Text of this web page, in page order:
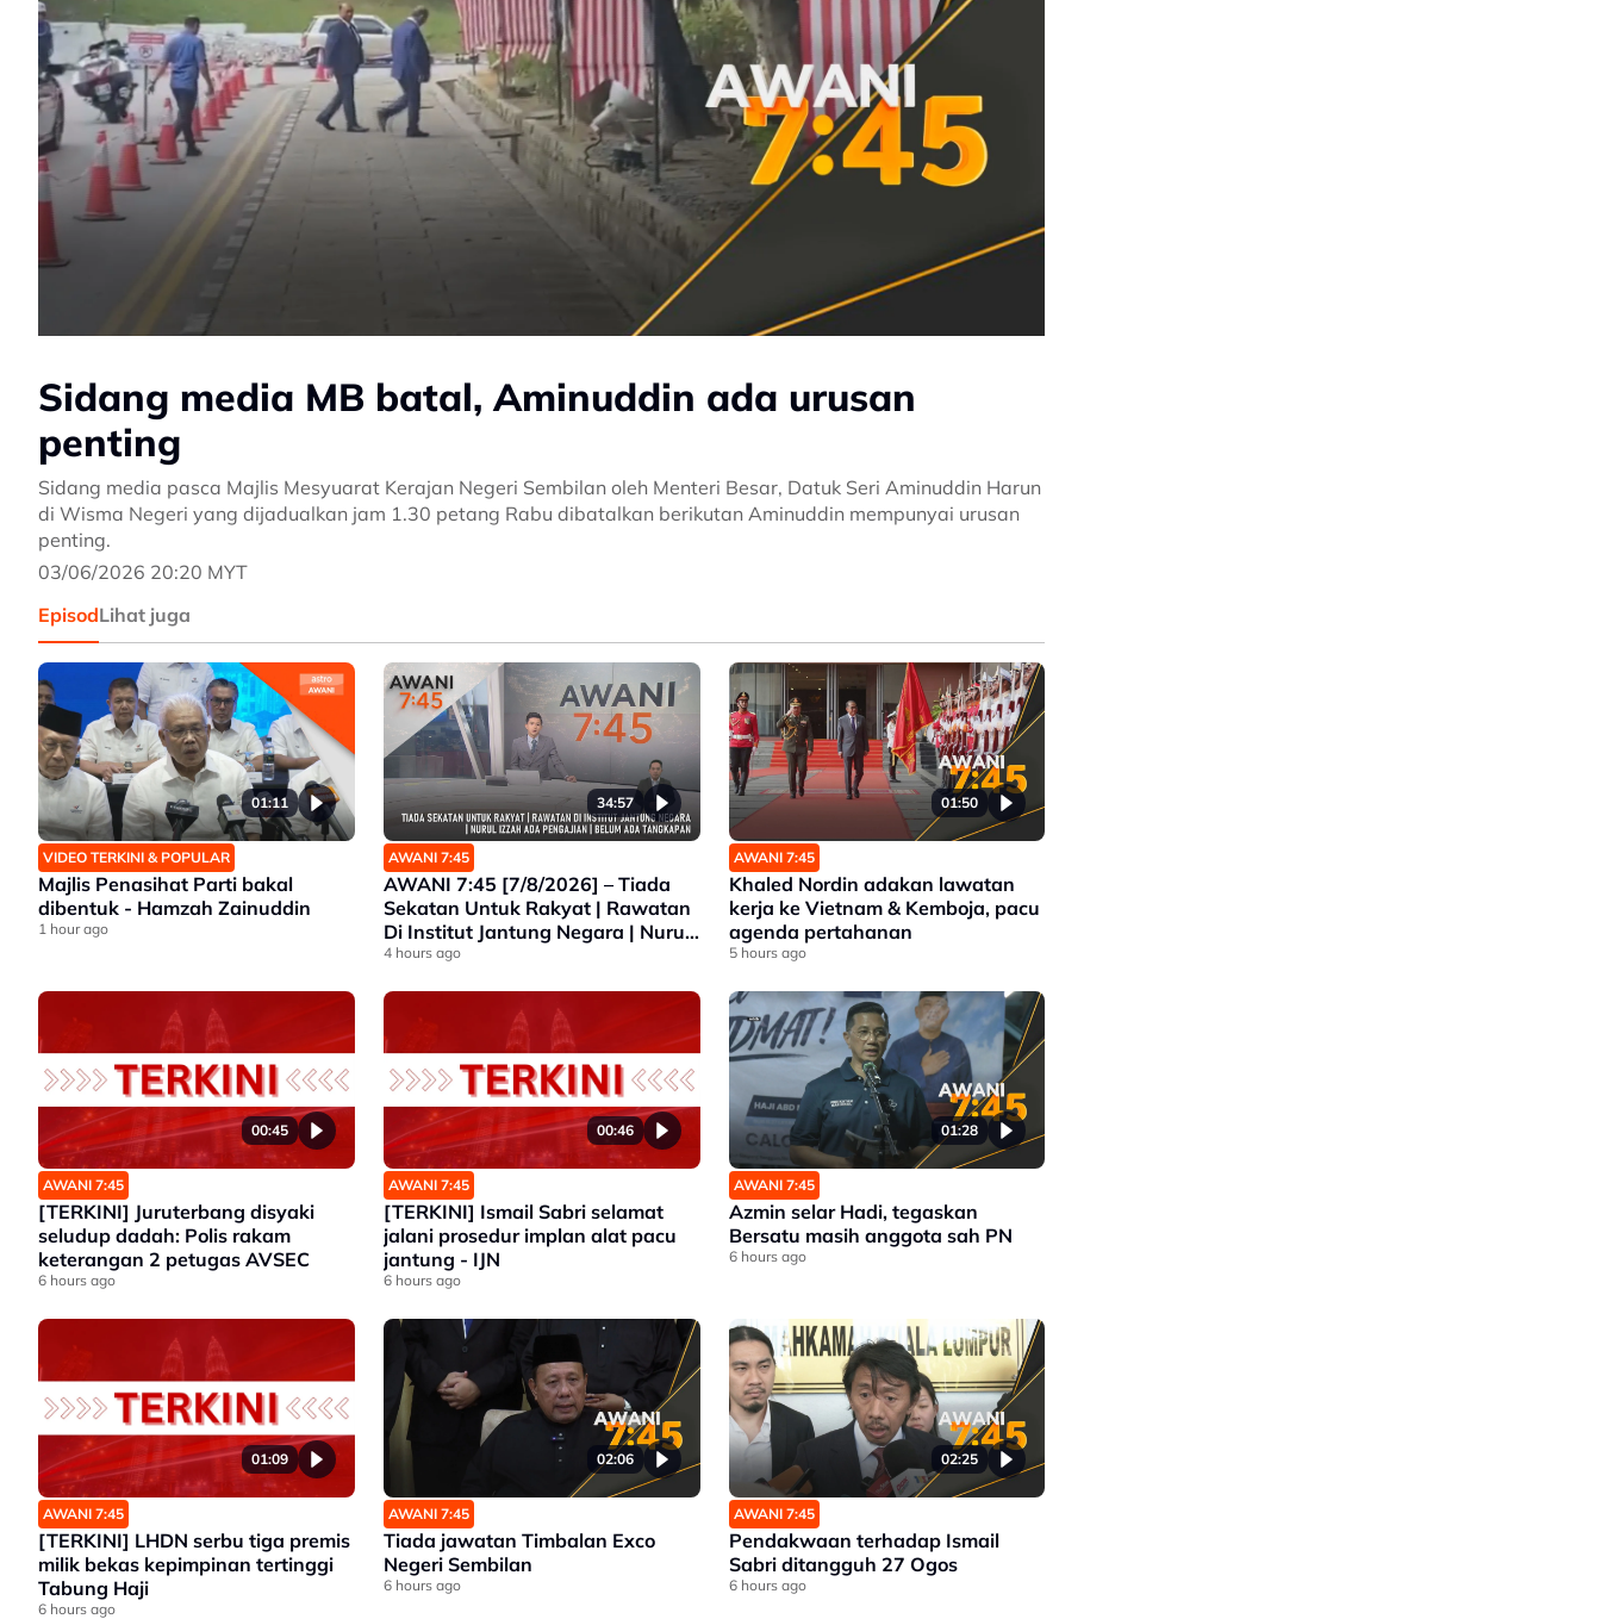
Sidang media MB batal, Aminuddin ada urusan
penting
Sidang media pasca Majlis Mesyuarat Kerajan Negeri Sembilan oleh Menteri Besar, Datuk Seri Aminuddin Harun
di Wisma Negeri yang dijadualkan jam 1.30 petang Rabu dibatalkan berikutan Aminuddin mempunyai urusan
penting.
03/06/2026 20:20 MYT
EpisodLihat juga
01:11
VIDEO TERKINI & POPULAR
Majlis Penasihat Parti bakal
dibentuk - Hamzah Zainuddin
1 hour ago
34:57
AWANI 7:45
AWANI 7:45 [7/8/2026] – Tiada
Sekatan Untuk Rakyat | Rawatan
Di Institut Jantung Negara | Nurul
Izzah Ada Pengajian | Belum Ada
4 hours ago
01:50
AWANI 7:45
Khaled Nordin adakan lawatan
kerja ke Vietnam & Kemboja, pacu
agenda pertahanan
5 hours ago
00:45
AWANI 7:45
[TERKINI] Juruterbang disyaki
seludup dadah: Polis rakam
keterangan 2 petugas AVSEC
6 hours ago
00:46
AWANI 7:45
[TERKINI] Ismail Sabri selamat
jalani prosedur implan alat pacu
jantung - IJN
6 hours ago
01:28
AWANI 7:45
Azmin selar Hadi, tegaskan
Bersatu masih anggota sah PN
6 hours ago
01:09
AWANI 7:45
[TERKINI] LHDN serbu tiga premis
milik bekas kepimpinan tertinggi
Tabung Haji
6 hours ago
02:06
AWANI 7:45
Tiada jawatan Timbalan Exco
Negeri Sembilan
6 hours ago
02:25
AWANI 7:45
Pendakwaan terhadap Ismail
Sabri ditangguh 27 Ogos
6 hours ago